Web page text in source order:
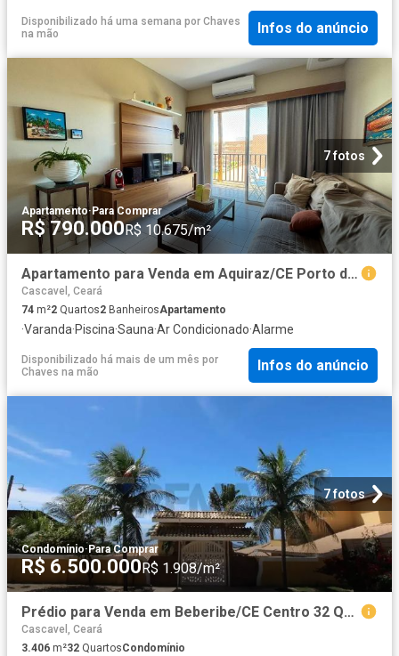
Disponibilizado há uma semana por Chaves
na mão
Infos do anúncio
7 fotos
Apartamento· Para Comprar
R$ 790.000R$ 10.675/m²
Apartamento para Venda em Aquiraz/CE Porto das Dunas 2 Quartos
Cascavel, Ceará
74 m²2 Quartos2 BanheirosApartamento
·Varanda·Piscina·Sauna·Ar Condicionado·Alarme
Disponibilizado há mais de um mês por
Chaves na mão
Infos do anúncio
7 fotos
Condomínio·Para Comprar
R$ 6.500.000R$ 1.908/m²
Prédio para Venda em Beberibe/CE Centro 32 Quartos
Cascavel, Ceará
3.406 m²32 QuartosCondomínio